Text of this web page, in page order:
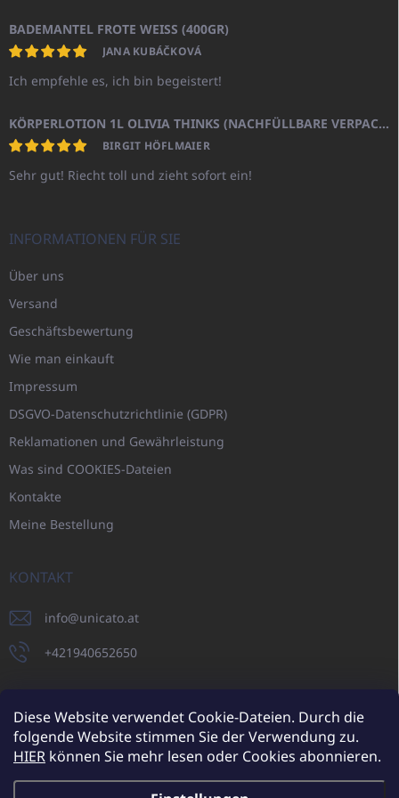
Diese Website verwendet Cookie-Dateien. Durch die
folgende Website stimmen Sie der Verwendung zu.
HIER können Sie mehr lesen oder Cookies abonnieren.
BADEMANTEL FROTE WEISS (400GR)
JANA KUBÁČKOVÁ
Ich empfehle es, ich bin begeistert!
KÖRPERLOTION 1L OLIVIA THINKS (NACHFÜLLBARE VERPACKUNG)
BIRGIT HÖFLMAIER
Sehr gut! Riecht toll und zieht sofort ein!
INFORMATIONEN FÜR SIE
Über uns
Versand
Geschäftsbewertung
Wie man einkauft
Impressum
DSGVO-Datenschutzrichtlinie (GDPR)
Reklamationen und Gewährleistung
Was sind COOKIES-Dateien
Kontakte
Meine Bestellung
KONTAKT
info@unicato.at
+421940652650
UNICATO.sk UNICATOshop.cz UNICATO.at UNICATO.hu
UNICATOshop.pl
UNICATOshop.de